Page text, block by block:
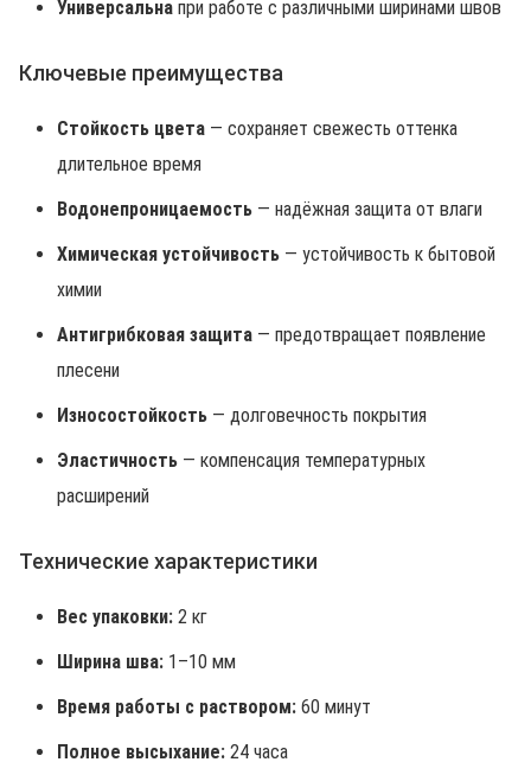
Универсальна при работе с различными ширинами швов
Ключевые преимущества
Стойкость цвета — сохраняет свежесть оттенка
длительное время
Водонепроницаемость — надёжная защита от влаги
Химическая устойчивость — устойчивость к бытовой
химии
Антигрибковая защита — предотвращает появление
плесени
Износостойкость — долговечность покрытия
Эластичность — компенсация температурных
расширений
Технические характеристики
Вес упаковки: 2 кг
Ширина шва: 1–10 мм
Время работы с раствором: 60 минут
Полное высыхание: 24 часа